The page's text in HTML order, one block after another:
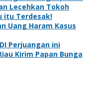
Lecehkan Tokoh
itu Terdesak!
Uang Haram Kasus
Perjuangan ini
Kirim Papan Bunga